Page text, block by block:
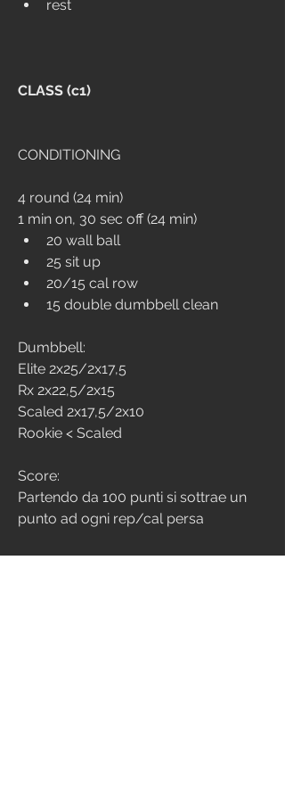
rest
CLASS (c1)
CONDITIONING
4 round (24 min)
1 min on, 30 sec off (24 min)
20 wall ball
25 sit up
20/15 cal row
15 double dumbbell clean
Dumbbell:
Elite 2x25/2x17,5
Rx 2x22,5/2x15
Scaled 2x17,5/2x10
Rookie < Scaled
Score:
Partendo da 100 punti si sottrae un
punto ad ogni rep/cal persa